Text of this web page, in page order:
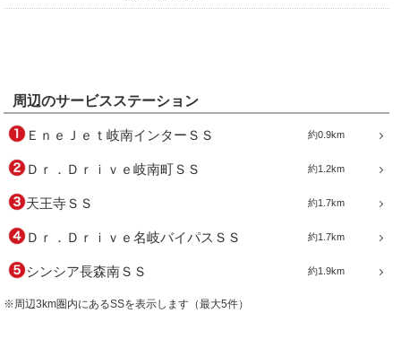
周辺のサービスステーション
約0.9km
ＥｎｅＪｅｔ岐南インターＳＳ
約1.2km
Ｄｒ．Ｄｒｉｖｅ岐南町ＳＳ
約1.7km
天王寺ＳＳ
約1.7km
Ｄｒ．Ｄｒｉｖｅ名岐バイパスＳＳ
約1.9km
シンシア長森南ＳＳ
※周辺3km圏内にあるSSを表示します（最大5件）